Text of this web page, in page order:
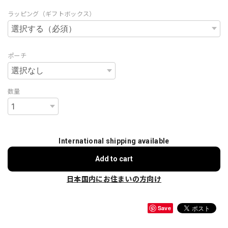
ラッピング（ギフトボックス）
ポーチ
数量
International shipping available
Add to cart
日本国内にお住まいの方向け
Save